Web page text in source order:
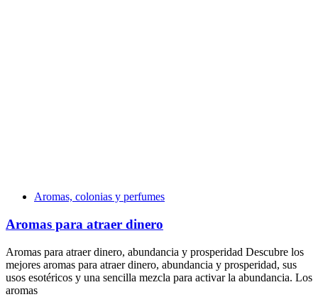
Aromas, colonias y perfumes
Aromas para atraer dinero
Aromas para atraer dinero, abundancia y prosperidad Descubre los
mejores aromas para atraer dinero, abundancia y prosperidad, sus
usos esotéricos y una sencilla mezcla para activar la abundancia. Los
aromas